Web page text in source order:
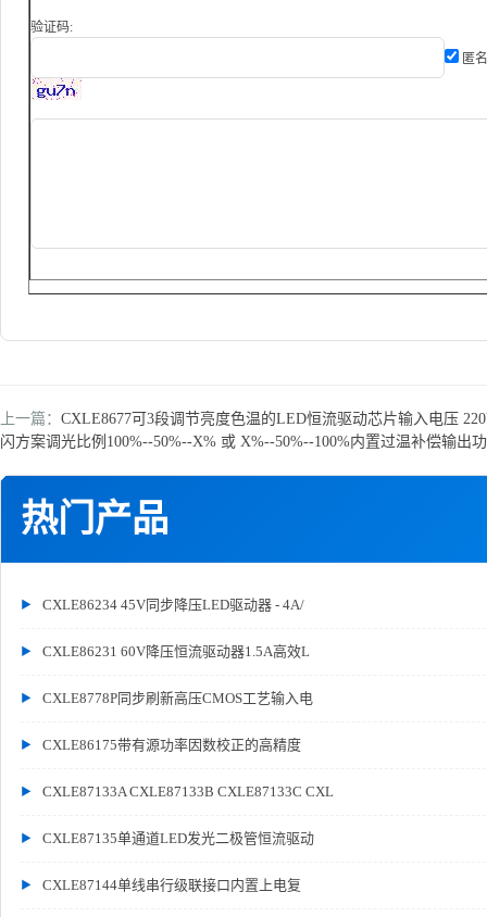
热门产品
CXLE86234 45V同步降压LED驱动器 - 4A/
CXLE86231 60V降压恒流驱动器1.5A高效L
CXLE8778P同步刷新高压CMOS工艺输入电
CXLE86175带有源功率因数校正的高精度
CXLE87133A CXLE87133B CXLE87133C CXL
CXLE87135单通道LED发光二极管恒流驱动
CXLE87144单线串行级联接口内置上电复
验证码:
匿
上一篇： CXLE8677可3段调节亮度色温的LED恒流驱动芯片输入电压
闪方案调光比例100%--50%--X% 或 X%--50%--100%内置过温补偿输出